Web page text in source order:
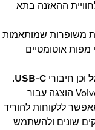
ההאזנה בתא
משופרות שמותאמות
אוטומטיים
וכן חיבורי USB-C
.
של Volvo Trucks הוצגה עבור
ללקוחות להוריד
שונים ולהשתמש